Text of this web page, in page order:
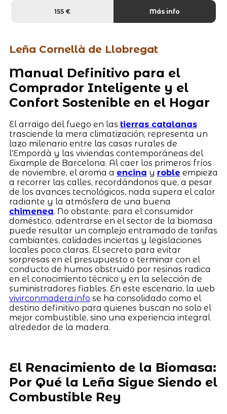
155 € Más info
Leña Cornellà de Llobregat
Manual Definitivo para el
Comprador Inteligente y el
Confort Sostenible en el Hogar
El arraigo del fuego en las tierras catalanas
trasciende la mera climatización; representa un
lazo milenario entre las casas rurales de
l'Empordà y las viviendas contemporáneas del
Eixample de Barcelona. Al caer los primeros fríos
de noviembre, el aroma a encina y roble empieza
a recorrer las calles, recordándonos que, a pesar
de los avances tecnológicos, nada supera el calor
radiante y la atmósfera de una buena
chimenea. No obstante, para el consumidor
doméstico, adentrarse en el sector de la biomasa
puede resultar un complejo entramado de tarifas
cambiantes, calidades inciertas y legislaciones
locales poco claras. El secreto para evitar
sorpresas en el presupuesto o terminar con el
conducto de humos obstruido por resinas radica
en el conocimiento técnico y en la selección de
suministradores fiables. En este escenario, la web
vivirconmadera.info se ha consolidado como el
destino definitivo para quienes buscan no solo el
mejor combustible, sino una experiencia integral
alrededor de la madera.
El Renacimiento de la Biomasa:
Por Qué la Leña Sigue Siendo el
Combustible Rey